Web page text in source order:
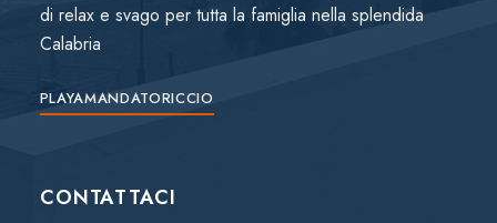
di relax e svago per tutta la famiglia nella splendida
Calabria
PLAYAMANDATORICCIO
CONTATTACI